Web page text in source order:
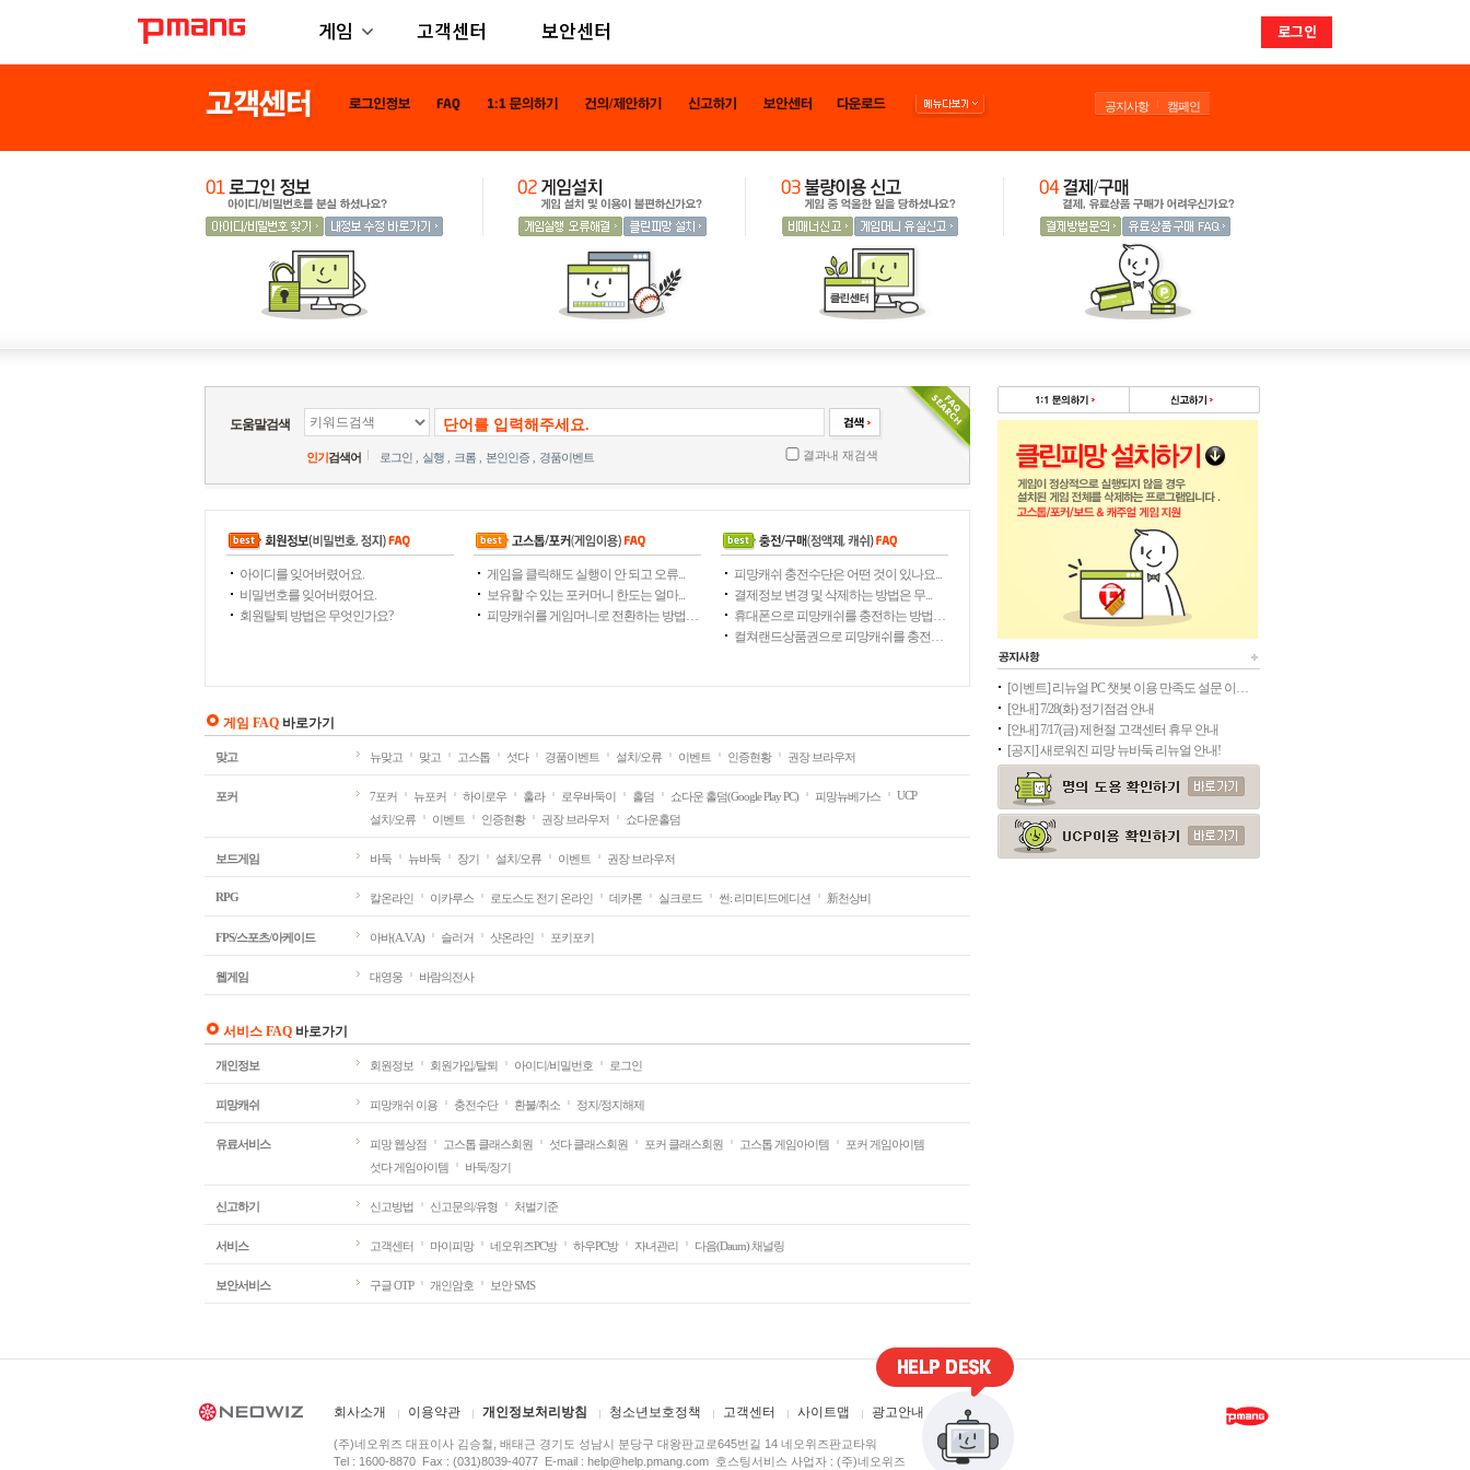
게임 고객센터 보안센터 로그인
공지사항 캠페인
도움말검색
인기검색어 로그인 실행 크롬 본인인증 경품이벤트 결과내 재검색
아이디를 잊어버렸어요.
비밀번호를 잊어버렸어요.
회원탈퇴 방법은 무엇인가요?
게임을 클릭해도 실행이 안 되고 오류...
보유할 수 있는 포커머니 한도는 얼마...
피망캐쉬를 게임머니로 전환하는 방법이...
피망캐쉬 충전수단은 어떤 것이 있나요...
결제정보 변경 및 삭제하는 방법은 무...
휴대폰으로 피망캐쉬를 충전하는 방법은...
컬쳐랜드상품권으로 피망캐쉬를 충전하는...
게임 FAQ 바로가기
맞고 뉴맞고 맞고 고스톱 섯다 경품이벤트 설치/오류 이벤트 인증현황 권장 브라우저
포커 7포커 뉴포커 하이로우 훌라 로우바둑이 홀덤 쇼다운 홀덤(Google Play PC) 피망뉴베가스
UCP
설치/오류
이벤트 인증현황 권장 브라우저 쇼다운홀덤
보드게임 바둑 뉴바둑 장기 설치/오류 이벤트 권장 브라우저
RPG 칼온라인 이카루스 로도스도 전기 온라인 데카론 실크로드 썬: 리미티드에디션 新천상비
FPS/스포츠/아케이드 아바(A.V.A) 슬러거 샷온라인 포키포키
웹게임 대영웅 바람의전사
서비스 FAQ 바로가기
개인정보 회원정보 회원가입/탈퇴 아이디/비밀번호 로그인
피망캐쉬 피망캐쉬 이용 충전수단 환불/취소 정지/정지해제
유료서비스 피망 웹상점 고스톱 클래스회원 섯다 클래스회원 포커 클래스회원 고스톱 게임아이템
포커 게임아이템
섯다 게임아이템
바둑/장기
신고하기 신고방법 신고문의/유형 처벌기준
서비스 고객센터 마이피망 네오위즈PC방 하우PC방 자녀관리 다음(Daum) 채널링
보안서비스 구글 OTP 개인암호 보안 SMS
[이벤트] 리뉴얼 PC 챗봇 이용 만족도 설문 이벤트(종료)
[안내] 7/28(화) 정기점검 안내
[안내] 7/17(금) 제헌절 고객센터 휴무 안내
[공지] 새로워진 피망 뉴바둑 리뉴얼 안내!
회사소개 이용약관 개인정보처리방침 청소년보호정책 고객센터 사이트맵 광고안내
(주)네오위즈 대표이사 김승철, 배태근 경기도 성남시 분당구 대왕판교로645번길 14 네오위즈판교타워
Tel : 1600-8870 Fax : (031)8039-4077 E-mail : help@help.pmang.com 호스팅서비스 사업자 : (주)네오위즈